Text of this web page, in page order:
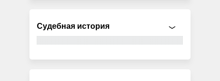
Судебная история